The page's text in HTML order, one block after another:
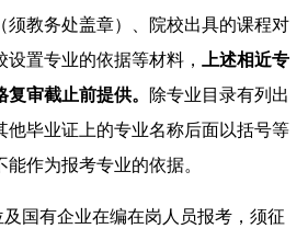
须教务处盖章）、院校出具的课程对
置专业的依据等材料，
上述相近专
复审截止前提供。
除专业目录有列出
他毕业证上的专业名称后面以括号等
作为报考专业的依据。
有企业在编在岗人员报考，须征